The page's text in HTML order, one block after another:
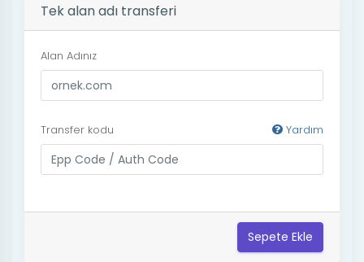
Tek alan adı transferi
Alan Adınız
Transfer kodu Yardım
Sepete Ekle